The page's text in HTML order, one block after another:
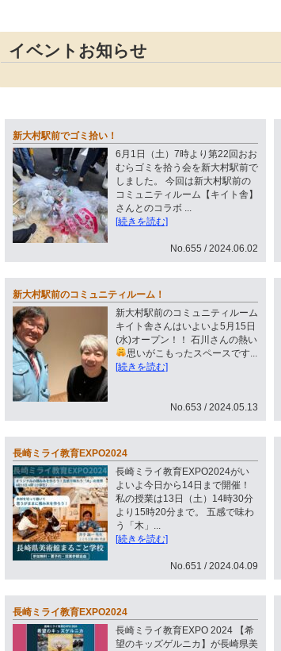
イベントお知らせ
新大村駅前でゴミ拾い！
6月1日（土）7時より第22回おお
むらゴミを拾う会を新大村駅前で
しました。 今回は新大村駅前の
コミュニティルーム【キイト舎】
さんとのコラボ ...
[続きを読む]
No.655 / 2024.06.02
新大村駅前のコミュニティルーム！
新大村駅前のコミュニティルーム
キイト舎さんはいよいよ5月15日
(水)オープン！！ 石川さんの熱い
思いがこもったスペースです...
[続きを読む]
No.653 / 2024.05.13
長崎ミライ教育EXPO2024
長崎ミライ教育EXPO2024がい
よいよ今日から14日まで開催！
私の授業は13日（土）14時30分
より15時20分まで。 五感で味わ
う「木」...
[続きを読む]
No.651 / 2024.04.09
長崎ミライ教育EXPO2024
長崎ミライ教育EXPO 2024 【希
望のキッズゲルニカ】が長崎県美